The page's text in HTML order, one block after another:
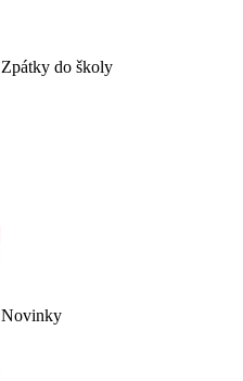
Zpátky do školy
Novinky